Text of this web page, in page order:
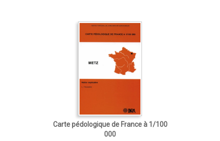
Carte pédologique de France à 1/100
000